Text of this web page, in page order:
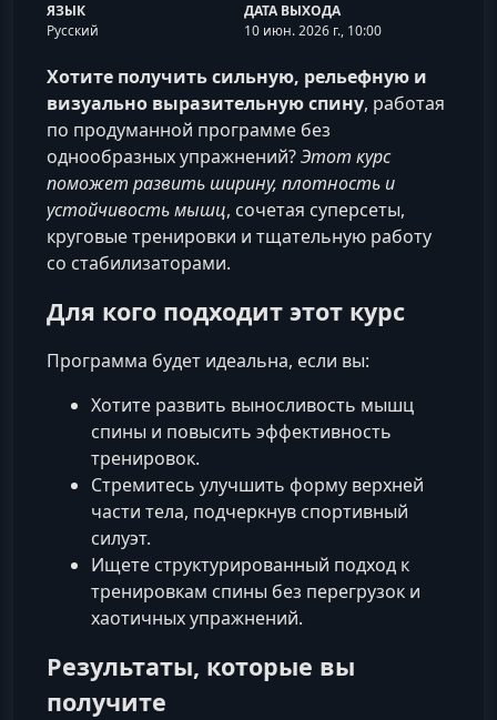
ЯЗЫК
Русский
ДАТА ВЫХОДА
10 июн. 2026 г., 10:00
Хотите получить сильную, рельефную и
визуально выразительную спину, работая
по продуманной программе без
однообразных упражнений?Этот курс
поможет развить ширину, плотность и
устойчивость мышц, сочетая суперсеты,
круговые тренировки и тщательную работу
со стабилизаторами.
Для кого подходит этот курс
Программа будет идеальна, если вы:
Хотите развить выносливость мышц
спины и повысить эффективность
тренировок.
Стремитесь улучшить форму верхней
части тела, подчеркнув спортивный
силуэт.
Ищете структурированный подход к
тренировкам спины без перегрузок и
хаотичных упражнений.
Результаты, которые вы
получите